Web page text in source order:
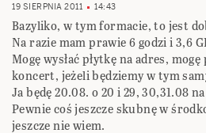
19 SIERPNIA 2011 14:43
Bazyliko, w tym formacie, to jest
Na razie mam prawie 6 godzi i 3,6
Mogę wysłać płytkę na adres,
koncert, jeżeli będziemy w tym
Ja będę 20.08. o 20 i 29, 30,31.08
Pewnie coś jeszcze skubnę w
jeszcze nie wiem.